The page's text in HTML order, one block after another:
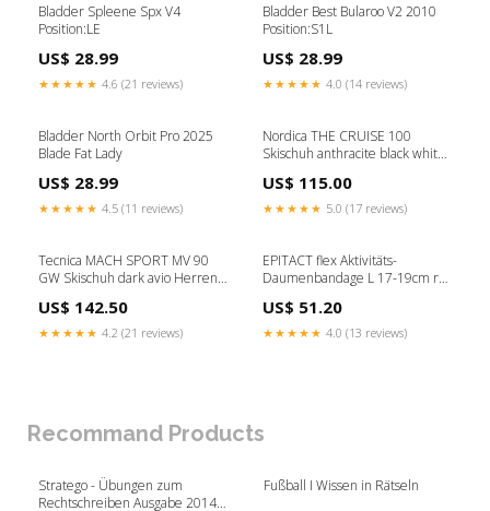
Bladder Spleene Spx V4
Position:LE
US$ 28.99
★★★★★ 4.6 (21 reviews)
Bladder Best Bularoo V2 2010
Position:S1L
US$ 28.99
★★★★★ 4.0 (14 reviews)
Bladder North Orbit Pro 2025
Blade Fat Lady
US$ 28.99
★★★★★ 4.5 (11 reviews)
Nordica THE CRUISE 100
Skischuh anthracite black white
44.5
US$ 115.00
★★★★★ 5.0 (17 reviews)
Tecnica MACH SPORT MV 90
GW Skischuh dark avio Herren
US$ 142.50
★★★★★ 4.2 (21 reviews)
EPITACT flex Aktivitäts-
Daumenbandage L 17-19cm re
US$ 51.20
★★★★★ 4.0 (13 reviews)
Recommand Products
Stratego - Übungen zum
Rechtschreiben Ausgabe 2014
Fußball I Wissen in Rätseln